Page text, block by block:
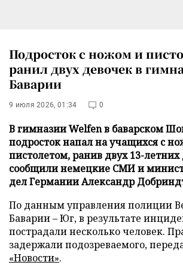
Подросток с ножом и
ранил двух девочек в
Баварии
9 июля 2026, 01:34 0
В гимназии Welfen в баварском
подросток напал на учащихся с
пистолетом, ранив двух 13-летних
сообщили немецкие СМИ и
дел Германии Александр
По данным управления полиции
Баварии – Юг, в результате
пострадали несколько человек.
задержали подозреваемого,
«Новости».